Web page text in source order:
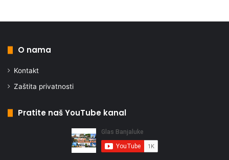
O nama
Kontakt
Zaštita privatnosti
Pratite naš YouTube kanal